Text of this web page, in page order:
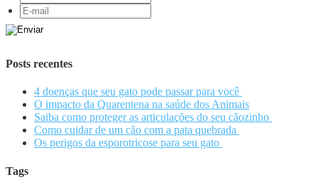
Posts recentes
4 doenças que seu gato pode passar para você
O impacto da Quarentena na saúde dos Animais
Saiba como proteger as articulações do seu cãozinho
Como cuidar de um cão com a pata quebrada
Os perigos da esporotricose para seu gato
Tags